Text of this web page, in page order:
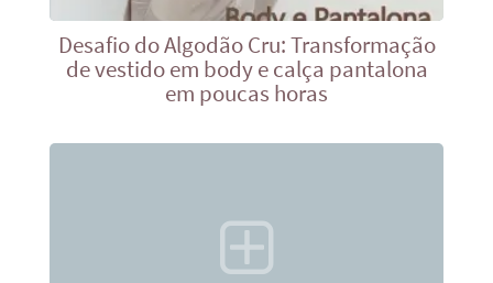
Desafio do Algodão Cru: Transformação
de vestido em body e calça pantalona
em poucas horas